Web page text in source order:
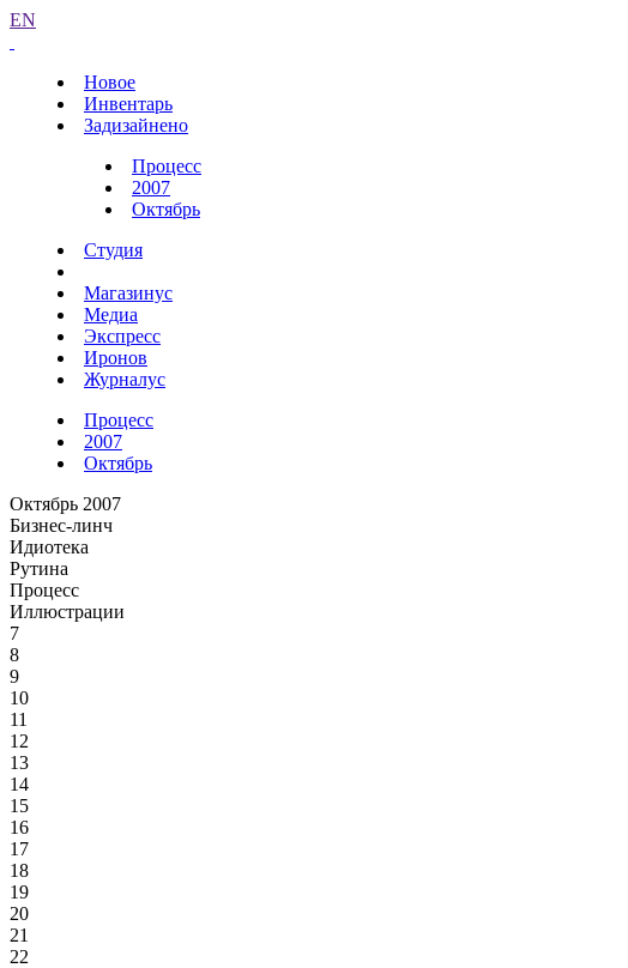
EN
Новое
Инвентарь
Задизайнено
Процесс
2007
Октябрь
Студия
Магазинус
Медиа
Экспресс
Иронов
Журналус
Процесс
2007
Октябрь
Октябрь 2007
Бизнес-линч
Идиотека
Рутина
Процесс
Иллюстрации
7
8
9
10
11
12
13
14
15
16
17
18
19
20
21
22